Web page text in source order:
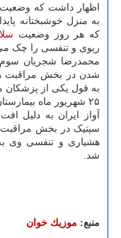
اظهار داشت که وضعیت
به منزل خوشبختانه
که هر روز وضعیت
ریوی و تنفسی را چک
شدن در بخش مراقبت
به قول یکی از پزشکان
۲۵ شهریور ماه
آواز ایران به
سپتیک در بخش مراقبت
هشیاری و تنفسی وی
شد.
منبع: موزیك خوان